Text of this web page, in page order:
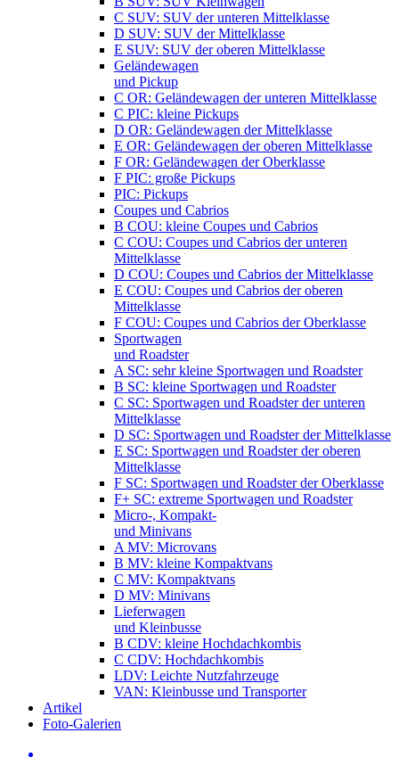
C SUV: SUV der unteren Mittelklasse
D SUV: SUV der Mittelklasse
E SUV: SUV der oberen Mittelklasse
Geländewagen
und Pickup
C OR: Geländewagen der unteren Mittelklasse
C PIC: kleine Pickups
D OR: Geländewagen der Mittelklasse
E OR: Geländewagen der oberen Mittelklasse
F OR: Geländewagen der Oberklasse
F PIC: große Pickups
PIC: Pickups
Coupes und Cabrios
B COU: kleine Coupes und Cabrios
C COU: Coupes und Cabrios der unteren
Mittelklasse
D COU: Coupes und Cabrios der Mittelklasse
E COU: Coupes und Cabrios der oberen
Mittelklasse
F COU: Coupes und Cabrios der Oberklasse
Sportwagen
und Roadster
A SC: sehr kleine Sportwagen und Roadster
B SC: kleine Sportwagen und Roadster
C SC: Sportwagen und Roadster der unteren
Mittelklasse
D SC: Sportwagen und Roadster der Mittelklasse
E SC: Sportwagen und Roadster der oberen
Mittelklasse
F SC: Sportwagen und Roadster der Oberklasse
F+ SC: extreme Sportwagen und Roadster
Micro-, Kompakt-
und Minivans
A MV: Microvans
B MV: kleine Kompaktvans
C MV: Kompaktvans
D MV: Minivans
Lieferwagen
und Kleinbusse
B CDV: kleine Hochdachkombis
C CDV: Hochdachkombis
LDV: Leichte Nutzfahrzeuge
VAN: Kleinbusse und Transporter
Artikel
Foto-Galerien